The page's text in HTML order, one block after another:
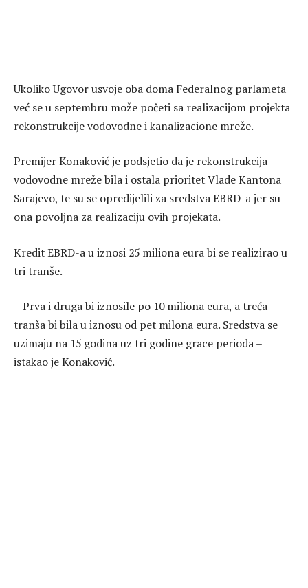
Ukoliko Ugovor usvoje oba doma Federalnog parlameta
već se u septembru može početi sa realizacijom projekta
rekonstrukcije vodovodne i kanalizacione mreže.
Premijer Konaković je podsjetio da je rekonstrukcija
vodovodne mreže bila i ostala prioritet Vlade Kantona
Sarajevo, te su se opredijelili za sredstva EBRD-a jer su
ona povoljna za realizaciju ovih projekata.
Kredit EBRD-a u iznosi 25 miliona eura bi se realizirao u
tri tranše.
– Prva i druga bi iznosile po 10 miliona eura, a treća
tranša bi bila u iznosu od pet milona eura. Sredstva se
uzimaju na 15 godina uz tri godine grace perioda –
istakao je Konaković.